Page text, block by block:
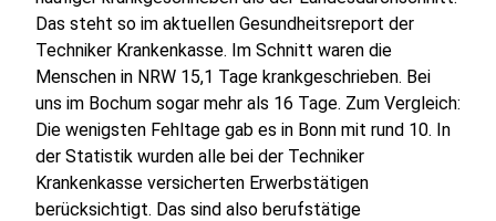
Das steht so im aktuellen Gesundheitsreport der
Techniker Krankenkasse. Im Schnitt waren die
Menschen in NRW 15,1 Tage krankgeschrieben. Bei
uns im Bochum sogar mehr als 16 Tage. Zum Vergleich:
Die wenigsten Fehltage gab es in Bonn mit rund 10. In
der Statistik wurden alle bei der Techniker
Krankenkasse versicherten Erwerbstätigen
berücksichtigt. Das sind also berufstätige